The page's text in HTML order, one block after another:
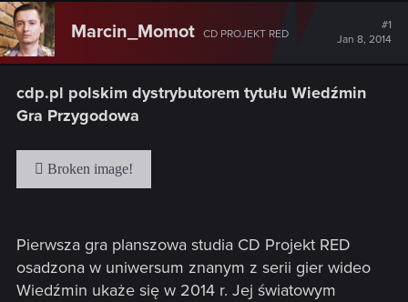
Marcin_Momot CD PROJEKT RED
#1
Jan 8, 2014
cdp.pl polskim dystrybutorem tytułu Wiedźmin
Gra Przygodowa
Pierwsza gra planszowa studia CD Projekt RED
osadzona w uniwersum znanym z serii gier wideo
Wiedźmin ukaże się w 2014 r. Jej światowym